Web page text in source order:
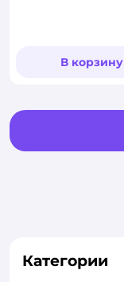
В корзину
Категории